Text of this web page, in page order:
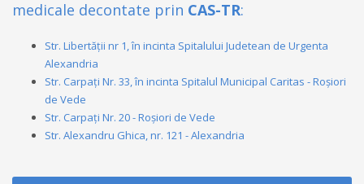
medicale decontate prin CAS-TR:
Str. Libertății nr 1, în incinta Spitalului Judetean de Urgenta
Alexandria
Str. Carpați Nr. 33, în incinta Spitalul Municipal Caritas - Roșiori
de Vede
Str. Carpați Nr. 20 - Roșiori de Vede
Str. Alexandru Ghica, nr. 121 - Alexandria